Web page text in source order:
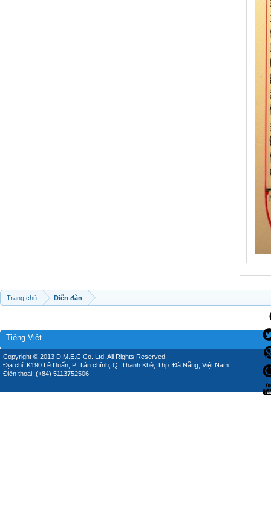
Trang chủ Diễn đàn
Tiếng Việt
Copyright © 2013 D.M.E.C Co.,Ltd, All Rights Reserved.
Địa chỉ: K190 Lê Duẩn, P. Tân chính, Q. Thanh Khê, Thp. Đà Nẵng, Việt Nam.
Điện thoại: (+84) 5113752506